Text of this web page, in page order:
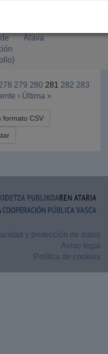
Álava
279 280 281 282 283
› Última »
CSV
y protección de datos
Aviso legal
Política de cookies